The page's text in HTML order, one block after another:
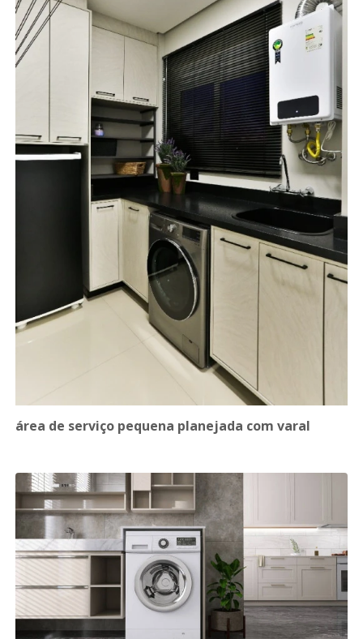
área de serviço pequena planejada com varal